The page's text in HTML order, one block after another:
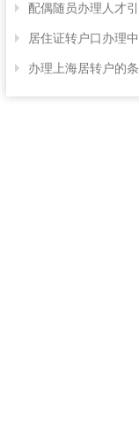
配偶随员办理人才
居住证转户口办理
办理上海居转户的